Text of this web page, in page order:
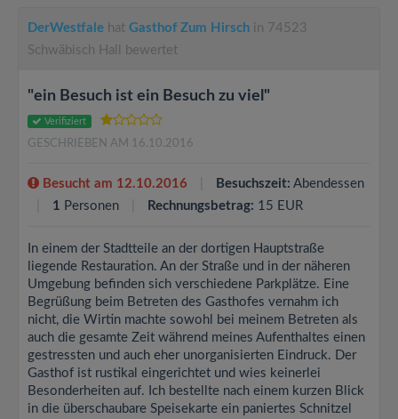
DerWestfale hat Gasthof Zum Hirsch in 74523
Schwäbisch Hall bewertet
"ein Besuch ist ein Besuch zu viel"
Verifiziert
GESCHRIEBEN AM 16.10.2016
Besucht am 12.10.2016 Besuchszeit: Abendessen
1 Personen Rechnungsbetrag: 15 EUR
In einem der Stadtteile an der dortigen Hauptstraße
liegende Restauration. An der Straße und in der näheren
Umgebung befinden sich verschiedene Parkplätze. Eine
Begrüßung beim Betreten des Gasthofes vernahm ich
nicht, die Wirtin machte sowohl bei meinem Betreten als
auch die gesamte Zeit während meines Aufenthaltes einen
gestressten und auch eher unorganisierten Eindruck. Der
Gasthof ist rustikal eingerichtet und wies keinerlei
Besonderheiten auf. Ich bestellte nach einem kurzen Blick
in die überschaubare Speisekarte ein paniertes Schnitzel